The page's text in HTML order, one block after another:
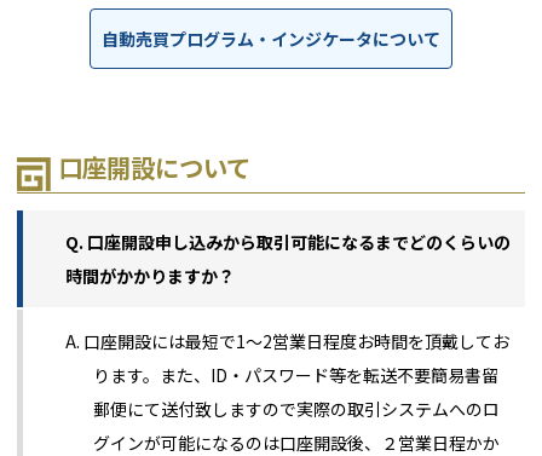
自動売買プログラム・インジケータについて
口座開設について
Q. 口座開設申し込みから取引可能になるまでどのくらいの
時間がかかりますか？
A. 口座開設には最短で1～2営業日程度お時間を頂戴してお
ります。また、ID・パスワード等を転送不要簡易書留
郵便にて送付致しますので実際の取引システムへのロ
グインが可能になるのは口座開設後、２営業日程かか